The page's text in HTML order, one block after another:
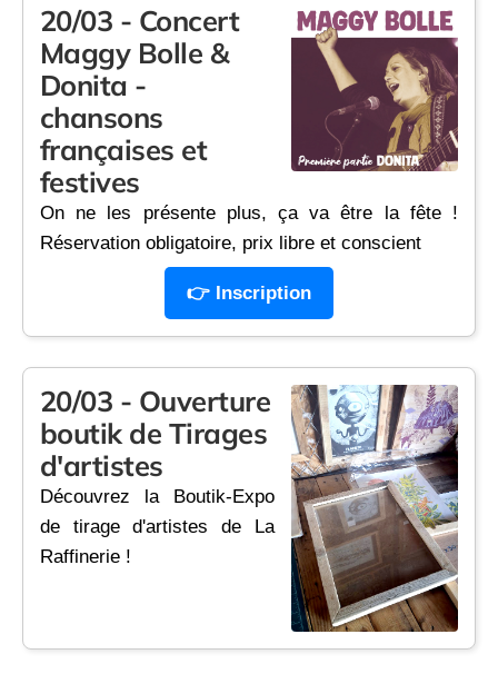
20/03 - Concert
Maggy Bolle &
Donita -
chansons
françaises et
festives
On ne les présente plus, ça va être la fête !
Réservation obligatoire, prix libre et conscient
👉 Inscription
20/03 - Ouverture
boutik de Tirages
d'artistes
Découvrez la Boutik-Expo
de tirage d'artistes de La
Raffinerie !